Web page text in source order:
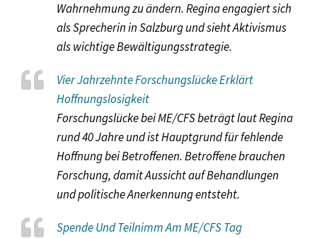
Wahrnehmung zu ändern. Regina engagiert sich
als Sprecherin in Salzburg und sieht Aktivismus
als wichtige Bewältigungsstrategie.
Vier Jahrzehnte Forschungslücke Erklärt
Hoffnungslosigkeit
Forschungslücke bei ME/CFS beträgt laut Regina
rund 40 Jahre und ist Hauptgrund für fehlende
Hoffnung bei Betroffenen. Betroffene brauchen
Forschung, damit Aussicht auf Behandlungen
und politische Anerkennung entsteht.
Spende Und Teilnimm Am ME/CFS Tag